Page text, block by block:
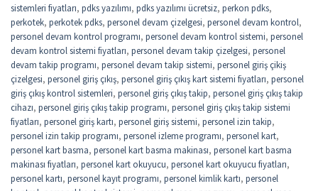
sistemleri fiyatları, pdks yazılımı, pdks yazılımı ücretsiz, perkon pdks,
perkotek, perkotek pdks, personel devam çizelgesi, personel devam kontrol,
personel devam kontrol programı, personel devam kontrol sistemi, personel
devam kontrol sistemi fiyatları, personel devam takip çizelgesi, personel
devam takip programı, personel devam takip sistemi, personel giriş çikiş
çizelgesi, personel giriş çıkış, personel giriş çıkış kart sistemi fiyatları, personel
giriş çıkış kontrol sistemleri, personel giriş çıkış takip, personel giriş çıkış takip
cihazı, personel giriş çıkış takip programı, personel giriş çıkış takip sistemi
fiyatları, personel giriş kartı, personel giriş sistemi, personel izin takip,
personel izin takip programı, personel izleme programı, personel kart,
personel kart basma, personel kart basma makinası, personel kart basma
makinası fiyatları, personel kart okuyucu, personel kart okuyucu fiyatları,
personel kartı, personel kayıt programı, personel kimlik kartı, personel